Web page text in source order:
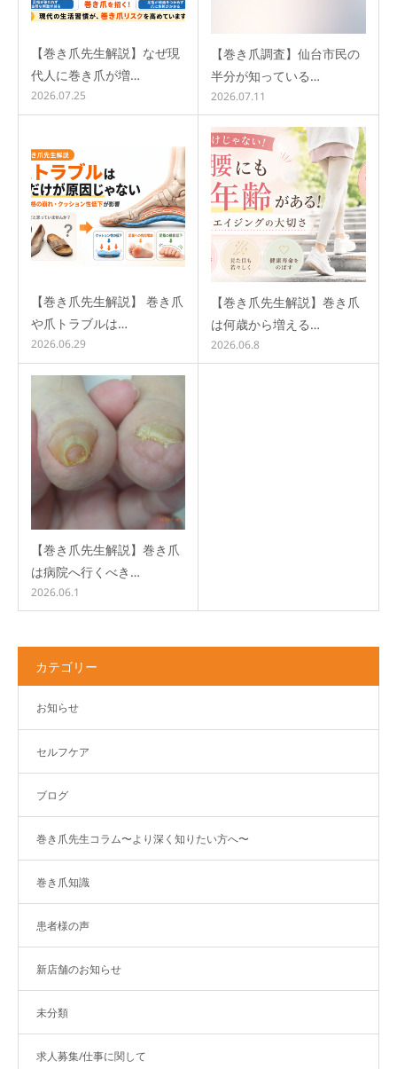
【巻き爪先生解説】なぜ現
代人に巻き爪が増…
2026.07.25
【巻き爪調査】仙台市民の
半分が知っている…
2026.07.11
【巻き爪先生解説】 巻き爪
や爪トラブルは…
2026.06.29
【巻き爪先生解説】巻き爪
は何歳から増える…
2026.06.8
【巻き爪先生解説】巻き爪
は病院へ行くべき…
2026.06.1
カテゴリー
お知らせ
セルフケア
ブログ
巻き爪先生コラム〜より深く知りたい方へ〜
巻き爪知識
患者様の声
新店舗のお知らせ
未分類
求人募集/仕事に関して